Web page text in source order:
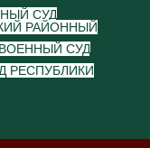
СУД
РАЙОННЫЙ
ВОЕННЫЙ СУД
РЕСПУБЛИКИ